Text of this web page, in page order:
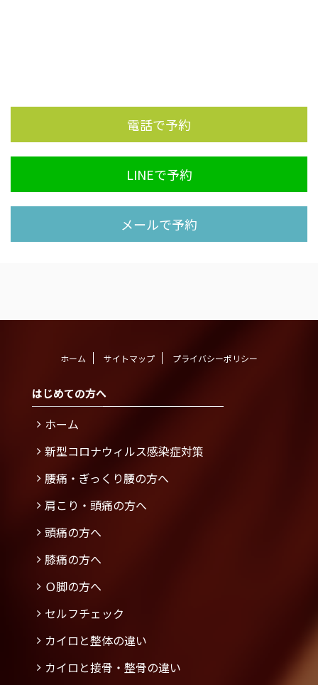
電話で予約
LINEで予約
メールで予約
ホーム サイトマップ プライバシーポリシー
はじめての方へ
ホーム
新型コロナウィルス感染症対策
腰痛・ぎっくり腰の方へ
肩こり・頭痛の方へ
頭痛の方へ
膝痛の方へ
Ｏ脚の方へ
セルフチェック
カイロと整体の違い
カイロと接骨・整骨の違い